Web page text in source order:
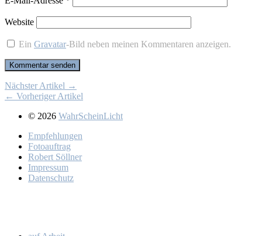
Website
EinGravatar-Bild neben meinen Kommentaren anzeigen.
Nächster Artikel →
← Vorheriger Artikel
© 2026 WahrScheinLicht
Emp­feh­lun­gen
Fo­to­auf­trag
Ro­bert Söll­ner
Im­pres­sum
Da­ten­schutz